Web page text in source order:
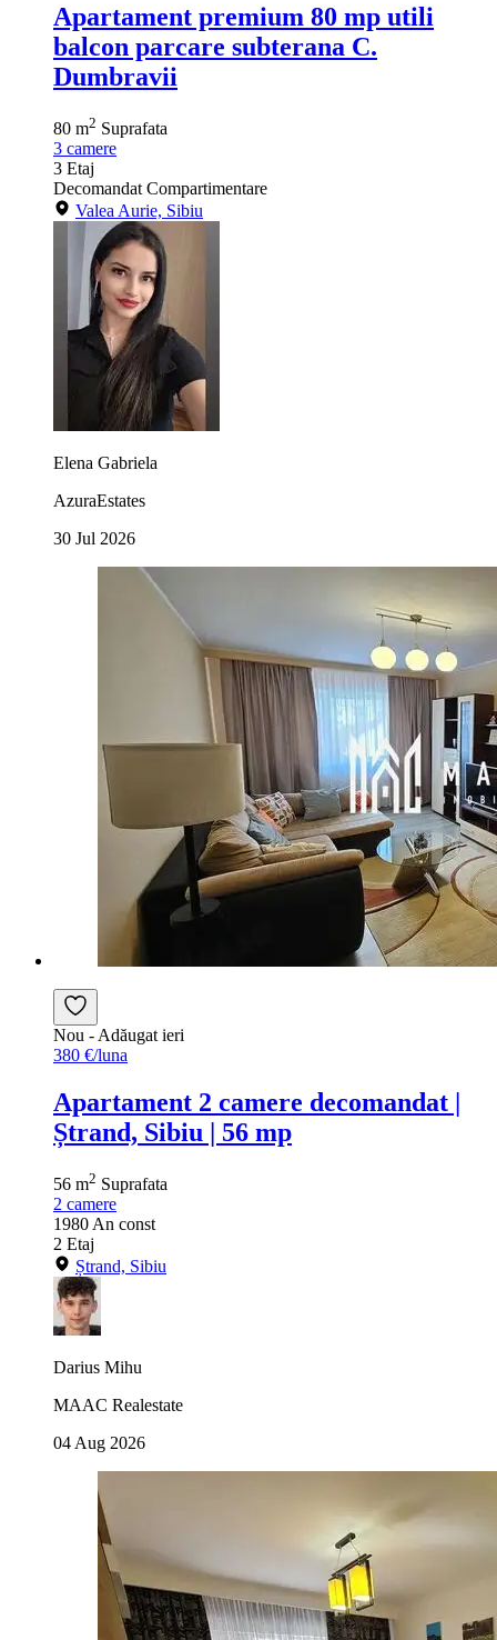
Apartament premium 80 mp utili
balcon parcare subterana C.
Dumbravii
80 m2 Suprafata
3 camere
3 Etaj
Decomandat Compartimentare
Valea Aurie, Sibiu
Elena Gabriela
AzuraEstates
30 Jul 2026
Nou - Adăugat ieri
380 €/luna
Apartament 2 camere decomandat |
Ștrand, Sibiu | 56 mp
56 m2 Suprafata
2 camere
1980 An const
2 Etaj
Ștrand, Sibiu
Darius Mihu
MAAC Realestate
04 Aug 2026